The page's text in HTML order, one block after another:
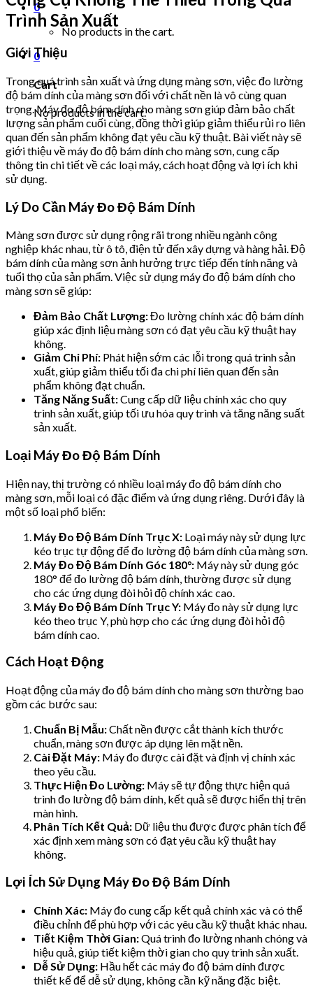
0
No products in the cart.
0
Cart
No products in the cart.
Trình Sản Xuất
Giới Thiệu
Trong quá trình sản xuất và ứng dụng màng sơn, việc đo lường
độ bám dính của màng sơn đối với chất nền là vô cùng quan
trọng. Máy đo độ bám dính cho màng sơn giúp đảm bảo chất
lượng sản phẩm cuối cùng, đồng thời giúp giảm thiểu rủi ro liên
quan đến sản phẩm không đạt yêu cầu kỹ thuật. Bài viết này sẽ
giới thiệu về máy đo độ bám dính cho màng sơn, cung cấp
thông tin chi tiết về các loại máy, cách hoạt động và lợi ích khi
sử dụng.
Lý Do Cần Máy Đo Độ Bám Dính
Màng sơn được sử dụng rộng rãi trong nhiều ngành công
nghiệp khác nhau, từ ô tô, điện tử đến xây dựng và hàng hải. Độ
bám dính của màng sơn ảnh hưởng trực tiếp đến tính năng và
tuổi thọ của sản phẩm. Việc sử dụng máy đo độ bám dính cho
màng sơn sẽ giúp:
Đảm Bảo Chất Lượng:Đo lường chính xác độ bám dính
giúp xác định liệu màng sơn có đạt yêu cầu kỹ thuật hay
không.
Giảm Chi Phí: Phát hiện sớm các lỗi trong quá trình sản
xuất, giúp giảm thiểu tối đa chi phí liên quan đến sản
phẩm không đạt chuẩn.
Tăng Năng Suất:Cung cấp dữ liệu chính xác cho quy
trình sản xuất, giúp tối ưu hóa quy trình và tăng năng suất
sản xuất.
Loại Máy Đo Độ Bám Dính
Hiện nay, thị trường có nhiều loại máy đo độ bám dính cho
màng sơn, mỗi loại có đặc điểm và ứng dụng riêng. Dưới đây là
một số loại phổ biến:
Máy Đo Độ Bám Dính Trục X: Loại máy này sử dụng lực
kéo trục tự động để đo lường độ bám dính của màng sơn.
Máy Đo Độ Bám Dính Góc 180°: Máy này sử dụng góc
180° để đo lường độ bám dính, thường được sử dụng
cho các ứng dụng đòi hỏi độ chính xác cao.
Máy Đo Độ Bám Dính Trục Y: Máy đo này sử dụng lực
kéo theo trục Y, phù hợp cho các ứng dụng đòi hỏi độ
bám dính cao.
Cách Hoạt Động
Hoạt động của máy đo độ bám dính cho màng sơn thường bao
gồm các bước sau:
Chuẩn Bị Mẫu:Chất nền được cắt thành kích thước
chuẩn, màng sơn được áp dụng lên mặt nền.
Cài Đặt Máy: Máy đo được cài đặt và định vị chính xác
theo yêu cầu.
Thực Hiện Đo Lường: Máy sẽ tự động thực hiện quá
trình đo lường độ bám dính, kết quả sẽ được hiển thị trên
màn hình.
Phân Tích Kết Quả: Dữ liệu thu được được phân tích để
xác định xem màng sơn có đạt yêu cầu kỹ thuật hay
không.
Lợi Ích Sử Dụng Máy Đo Độ Bám Dính
Chính Xác: Máy đo cung cấp kết quả chính xác và có thể
điều chỉnh để phù hợp với các yêu cầu kỹ thuật khác nhau.
Tiết Kiệm Thời Gian:Quá trình đo lường nhanh chóng và
hiệu quả, giúp tiết kiệm thời gian cho quy trình sản xuất.
Dễ Sử Dụng: Hầu hết các máy đo độ bám dính được
thiết kế để dễ sử dụng, không cần kỹ năng đặc biệt.